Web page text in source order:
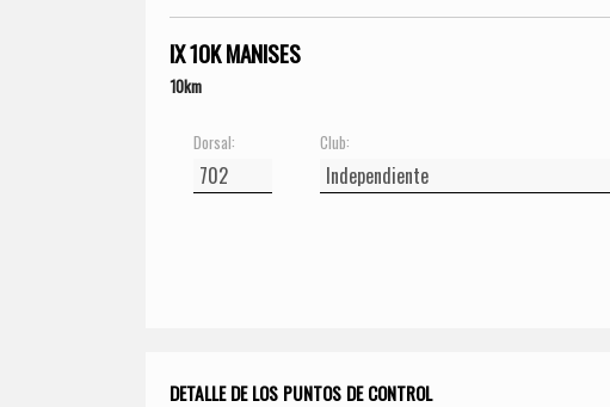
IX 10K MANISES
10km
Dorsal: Club:
DETALLE DE LOS PUNTOS DE CONTROL